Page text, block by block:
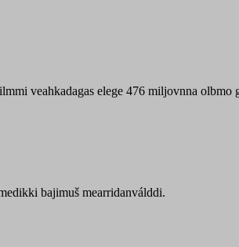
veahkadagas elege 476 miljovnna olbmo
bajimuš mearridanválddi.